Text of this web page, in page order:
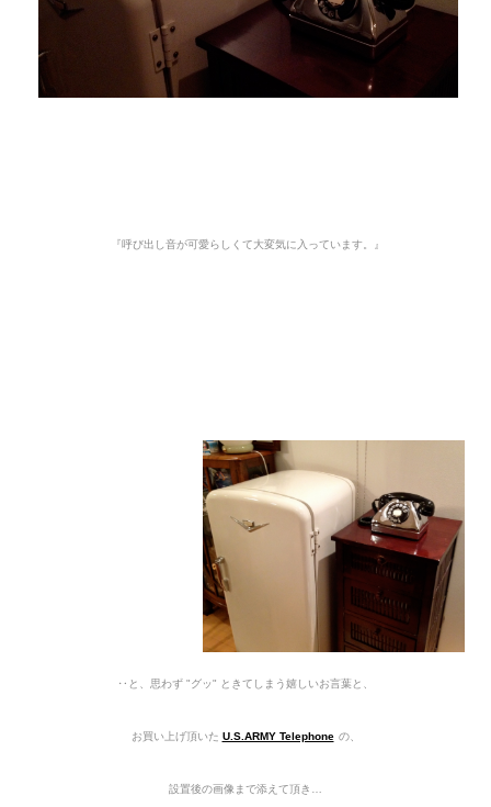
『呼び出し音が可愛らしくて大変気に入っています。』
‥と、思わず "グッ" ときてしまう嬉しいお言葉と、
お買い上げ頂いた U.S.ARMY Telephone の、
設置後の画像まで添えて頂き…